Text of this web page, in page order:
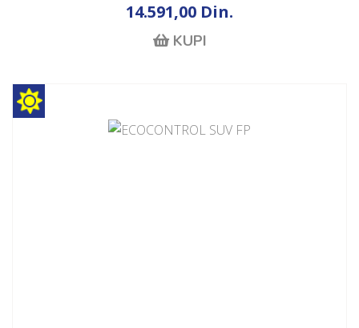
14.591,00 Din.
KUPI